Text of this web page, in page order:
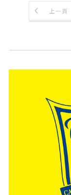
上一頁